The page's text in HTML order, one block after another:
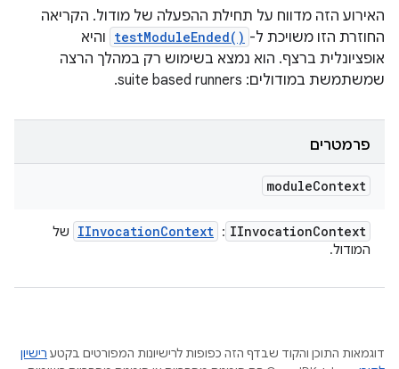
האירוע הזה מדווח על תחילת ההפעלה של מודול. הקריאה
החוזרת הזו משויכת ל- testModuleEnded() והיא
אופציונלית ברצף. הוא נמצא בשימוש רק במהלך הרצה
שמשתמשת במודולים: suite based runners.
פרמטרים
moduleContext
IInvocationContext
:
IInvocationContext
של
המודול.
דוגמאות התוכן והקוד שבדף הזה כפופות לרישיונות המפורטים בקטע רישיון